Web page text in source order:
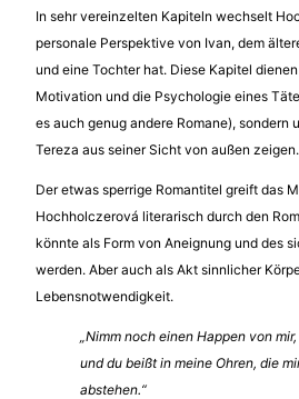
In sehr vereinzelten Kapiteln wechselt
personale Perspektive von Ivan, dem
und eine Tochter hat. Diese Kapitel
Motivation und die Psychologie eines
es auch genug andere Romane), sondern
Tereza aus seiner Sicht von außen zeigen.
Der etwas sperrige Romantitel greift das
Hochholczerová literarisch durch den
könnte als Form von Aneignung und des
werden. Aber auch als Akt sinnlicher
Lebensnotwendigkeit.
„Nimm noch einen Happen von
und du beißt in meine Ohren, die
abstehen.“